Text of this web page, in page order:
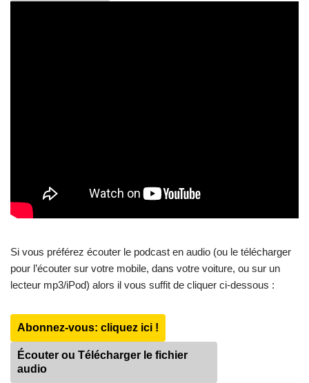
Si vous préférez écouter le podcast en audio (ou le télécharger
pour l’écouter sur votre mobile, dans votre voiture, ou sur un
lecteur mp3/iPod) alors il vous suffit de cliquer ci-dessous :
Abonnez-vous: cliquez ici !
Écouter ou Télécharger le fichier
audio